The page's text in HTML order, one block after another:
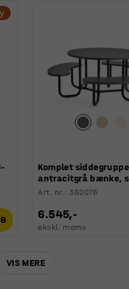
Komplet siddegruppe
antracitgrå bænke,
Art. nr. : 362076
6.545,-
ekskl. moms
VIS MERE